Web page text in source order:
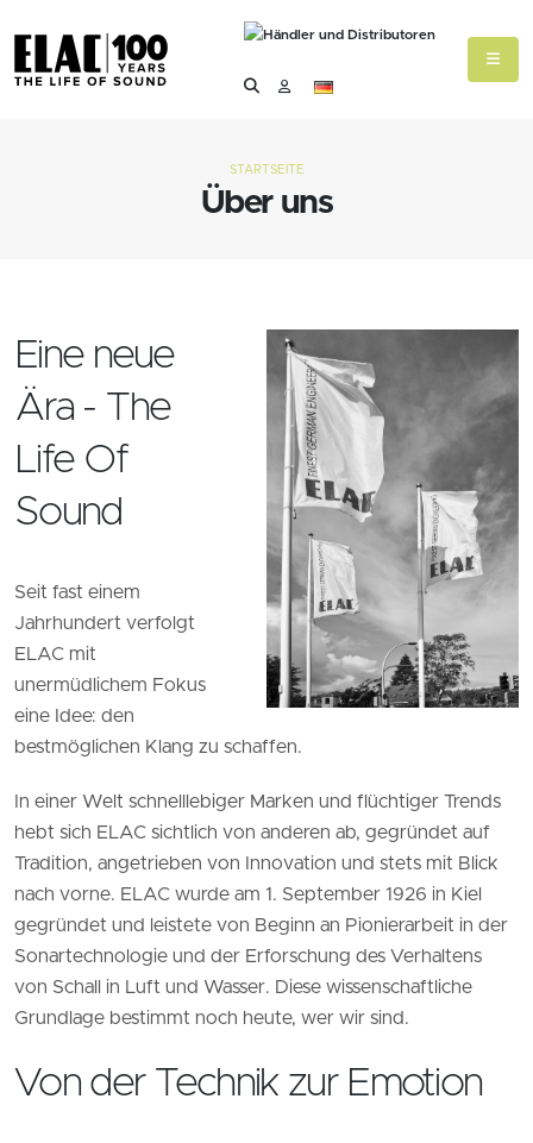
Über uns
STARTSEITE
Eine neue
Ära - The
Life Of
Sound
Seit fast einem
Jahrhundert verfolgt
ELAC mit
unermüdlichem Fokus
eine Idee: den
bestmöglichen Klang zu schaffen.
In einer Welt schnelllebiger Marken und flüchtiger Trends
hebt sich ELAC sichtlich von anderen ab, gegründet auf
Tradition, angetrieben von Innovation und stets mit Blick
nach vorne. ELAC wurde am 1. September 1926 in Kiel
gegründet und leistete von Beginn an Pionierarbeit in der
Sonartechnologie und der Erforschung des Verhaltens
von Schall in Luft und Wasser. Diese wissenschaftliche
Grundlage bestimmt noch heute, wer wir sind.
Von der Technik zur Emotion